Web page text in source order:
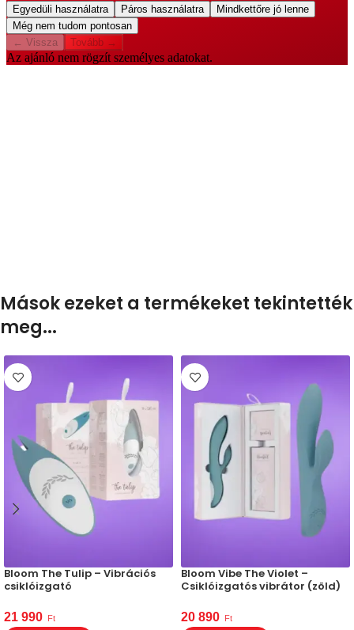
Mások ezeket a termékeket tekintették
meg...
Bloom The Tulip – Vibrációs
csiklóizgató
21 990 Ft
Bloom Vibe The Violet –
Csiklóizgatós vibrátor (zöld)
20 890 Ft